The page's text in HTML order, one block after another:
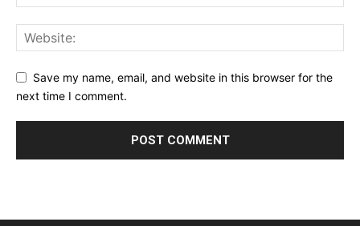
Save my name, email, and website in this browser for the
next time I comment.